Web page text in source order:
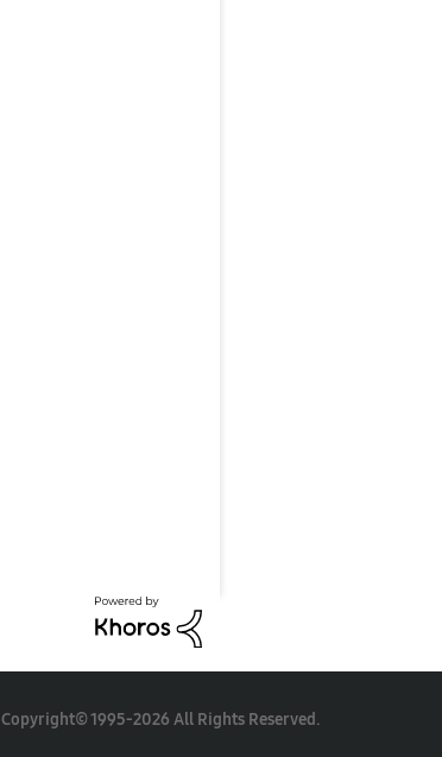
Copyright© 1995-2026 All Rights Reserved.